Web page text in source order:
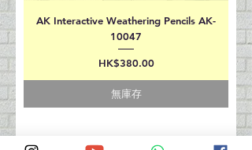
AK Interactive Weathering Pencils AK-
10047
價格
HK$380.00
無庫存